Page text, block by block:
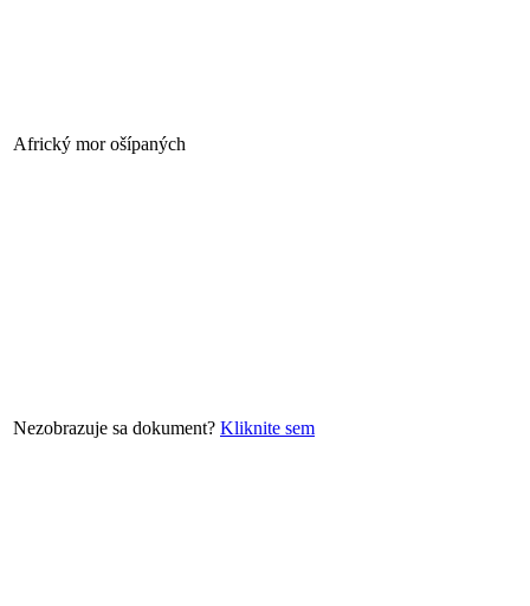
Africký mor ošípaných
Nezobrazuje sa dokument? Kliknite sem